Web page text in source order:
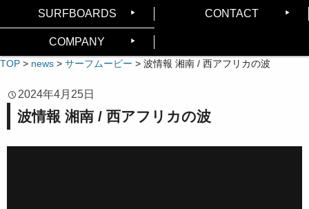
SURFBOARDS CONTACT
COMPANY
TOP > news > サーフムービー > 波情報 湘南 / 西アフリカの波
2024年4月25日
波情報 湘南 / 西アフリカの波